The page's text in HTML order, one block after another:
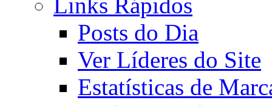
Posts do Dia
Ver Líderes do Site
Estatísticas de